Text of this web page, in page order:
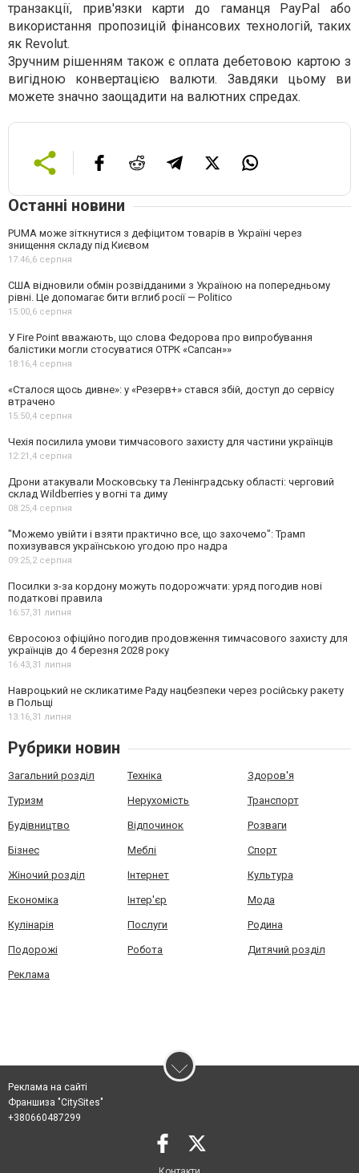
транзакції, прив'язки карти до гаманця PayPal або
використання пропозицій фінансових технологій, таких
як Revolut.
Зручним рішенням також є оплата дебетовою картою з
вигідною конвертацією валюти. Завдяки цьому ви
можете значно заощадити на валютних спредах.
Останні новини
PUMA може зіткнутися з дефіцитом товарів в Україні через
знищення складу під Києвом
17:46,6 серпня
США відновили обмін розвідданими з Україною на попередньому
рівні. Це допомагає бити вглиб росії — Politico
15:00,6 серпня
У Fire Point вважають, що слова Федорова про випробування
балістики могли стосуватися ОТРК «Сапсан»»
18:16,4 серпня
«Сталося щось дивне»: у «Резерв+» стався збій, доступ до сервісу
втрачено
15:50,4 серпня
Чехія посилила умови тимчасового захисту для частини українців
12:21,4 серпня
Дрони атакували Московську та Ленінградську області: черговий
склад Wildberries у вогні та диму
08:25,4 серпня
"Можемо увійти і взяти практично все, що захочемо": Трамп
похизувався українською угодою про надра
09:25,2 серпня
Посилки з-за кордону можуть подорожчати: уряд погодив нові
податкові правила
16:57,31 липня
Євросоюз офіційно погодив продовження тимчасового захисту для
українців до 4 березня 2028 року
16:43,31 липня
Навроцький не скликатиме Раду нацбезпеки через російську ракету
в Польщі
13:16,31 липня
Рубрики новин
Загальний розділ Техніка Здоров'я
Туризм Нерухомість Транспорт
Будівництво Відпочинок Розваги
Бізнес Меблі Спорт
Жіночий розділ Інтернет Культура
Економіка Інтер'єр Мода
Кулінарія Послуги Родина
Подорожі Робота Дитячий розділ
Реклама
Реклама на сайті
Франшиза "CitySites"
+380660487299